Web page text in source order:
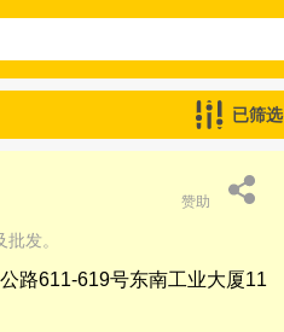
已筛选
赞助
发。
路611-619号东南工业大厦11